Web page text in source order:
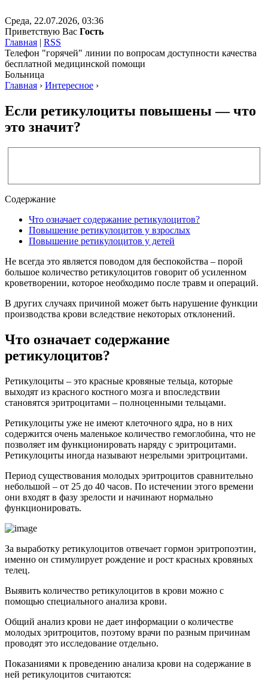
Среда, 22.07.2026, 03:36
Приветствую Вас Гость
Главная | RSS
Телефон "горячей" линии по вопросам доступности качества
бесплатной медицинской помощи
Больница
Главная › Интересное ›
Если ретикулоциты повышены — что
это значит?
Содержание
Что означает содержание ретикулоцитов?
Повышение ретикулоцитов у взрослых
Повышение ретикулоцитов у детей
Не всегда это является поводом для беспокойства – порой
большое количество ретикулоцитов говорит об усиленном
кроветворении, которое необходимо после травм и операций.
В других случаях причиной может быть нарушение функции
производства крови вследствие некоторых отклонений.
Что означает содержание
ретикулоцитов?
Ретикулоциты – это красные кровяные тельца, которые
выходят из красного костного мозга и впоследствии
становятся эритроцитами – полноценными тельцами.
Ретикулоциты уже не имеют клеточного ядра, но в них
содержится очень маленькое количество гемоглобина, что не
позволяет им функционировать наряду с эритроцитами.
Ретикулоциты иногда называют незрелыми эритроцитами.
Период существования молодых эритроцитов сравнительно
небольшой – от 25 до 40 часов. По истечении этого времени
они входят в фазу зрелости и начинают нормально
функционировать.
За выработку ретикулоцитов отвечает гормон эритропоэтин,
именно он стимулирует рождение и рост красных кровяных
телец.
Выявить количество ретикулоцитов в крови можно с
помощью специального анализа крови.
Общий анализ крови не дает информации о количестве
молодых эритроцитов, поэтому врачи по разным причинам
проводят это исследование отдельно.
Показаниями к проведению анализа крови на содержание в
ней ретикулоцитов считаются: